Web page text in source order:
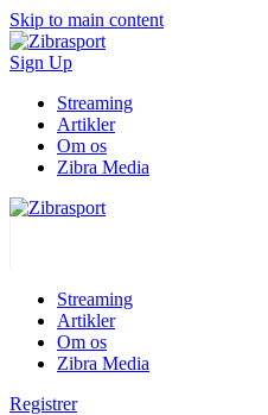
Skip to main content
Sign Up
Streaming
Artikler
Om os
Zibra Media
Streaming
Artikler
Om os
Zibra Media
Registrer